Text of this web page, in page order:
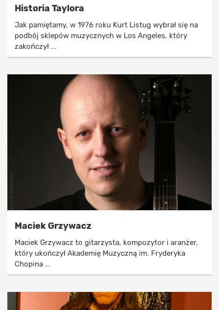
Historia Taylora
Jak pamiętamy, w 1976 roku Kurt Listug wybrał się na
podbój sklepów muzycznych w Los Angeles, który
zakończył ...
Maciek Grzywacz
Maciek Grzywacz to gitarzysta, kompozytor i aranżer,
który ukończył Akademię Muzyczną im. Fryderyka
Chopina ...